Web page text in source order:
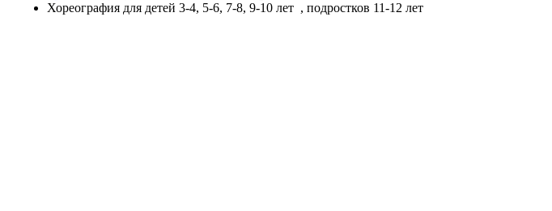
Хореография для детей 3-4, 5-6, 7-8, 9-10 лет , подростков 11-12 лет